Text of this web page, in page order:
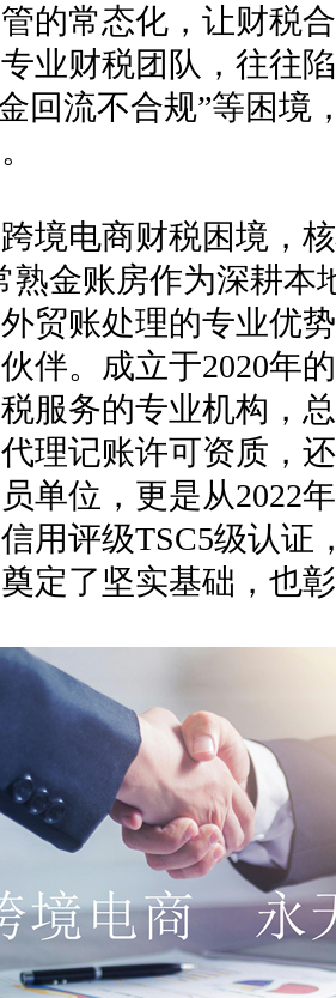
的常态化，让财税
业财税团队，往往
回流不合规”等困
境电商财税困境，
熟金账房作为深耕
外贸账处理的专业优
伴。成立于2020年
服务的专业机构，
理记账许可资质，
单位，更是从2022
用评级TSC5级认证
定了坚实基础，也